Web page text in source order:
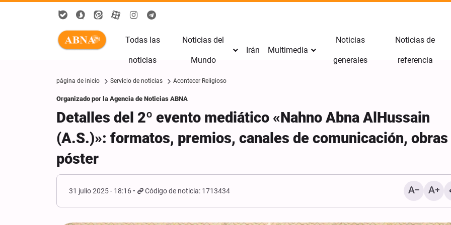
Todas las
noticias
Noticias del
Mundo
Irán Multimedia
Noticias
generales
Noticias de
referencia
página de inicio Servicio de noticias Acontecer Religioso
Organizado por la Agencia de Noticias ABNA
Detalles del 2º evento mediático «Nahno Abna AlHussain
(A.S.)»: formatos, premios, canales de comunicación, obras
póster
31 julio 2025 - 18:16 Código de noticia: 1713434Los seguidores de la escuela del
Informe fotográfico |
de los Embajadores del